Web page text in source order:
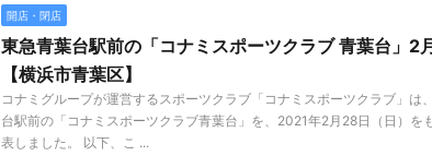
開店・閉店
東急青葉台駅前の「コナミスポーツクラブ 青葉台」2
【横浜市青葉区】
コナミグループが運営するスポーツクラブ「コナミスポーツクラブ」は
台駅前の「コナミスポーツクラブ青葉台」を、2021年2月28日（日）を
表しました。 以下、こ ...